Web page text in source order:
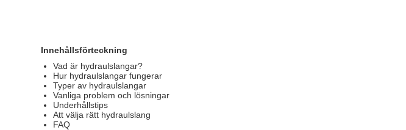
Innehållsförteckning
Vad är hydraulslangar?
Hur hydraulslangar fungerar
Typer av hydraulslangar
Vanliga problem och lösningar
Underhållstips
Att välja rätt hydraulslang
FAQ